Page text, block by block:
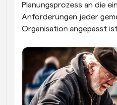
Planungsprozess an die
Anforderungen jeder
Organisation angepasst